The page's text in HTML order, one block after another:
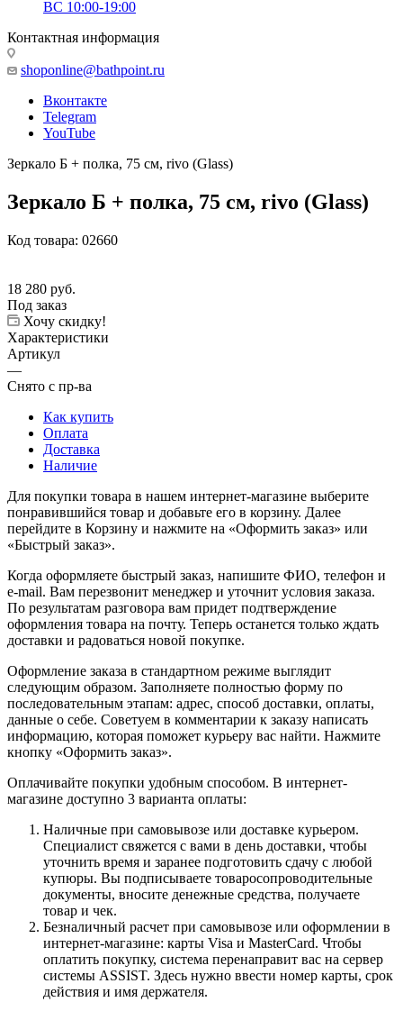
ВС 10:00-19:00
Контактная информация
shoponline@bathpoint.ru
Вконтакте
Telegram
YouTube
Зеркало Б + полка, 75 см, rivo (Glass)
Зеркало Б + полка, 75 см, rivo (Glass)
Код товара: 02660
18 280 руб.
Под заказ
Хочу скидку!
Характеристики
Артикул
—
Снято с пр-ва
Как купить
Оплата
Доставка
Наличие
Для покупки товара в нашем интернет-магазине выберите
понравившийся товар и добавьте его в корзину. Далее
перейдите в Корзину и нажмите на «Оформить заказ» или
«Быстрый заказ».
Когда оформляете быстрый заказ, напишите ФИО, телефон и
e-mail. Вам перезвонит менеджер и уточнит условия заказа.
По результатам разговора вам придет подтверждение
оформления товара на почту. Теперь останется только ждать
доставки и радоваться новой покупке.
Оформление заказа в стандартном режиме выглядит
следующим образом. Заполняете полностью форму по
последовательным этапам: адрес, способ доставки, оплаты,
данные о себе. Советуем в комментарии к заказу написать
информацию, которая поможет курьеру вас найти. Нажмите
кнопку «Оформить заказ».
Оплачивайте покупки удобным способом. В интернет-
магазине доступно 3 варианта оплаты:
Наличные при самовывозе или доставке курьером.
Специалист свяжется с вами в день доставки, чтобы
уточнить время и заранее подготовить сдачу с любой
купюры. Вы подписываете товаросопроводительные
документы, вносите денежные средства, получаете
товар и чек.
Безналичный расчет при самовывозе или оформлении в
интернет-магазине: карты Visa и MasterCard. Чтобы
оплатить покупку, система перенаправит вас на сервер
системы ASSIST. Здесь нужно ввести номер карты, срок
действия и имя держателя.